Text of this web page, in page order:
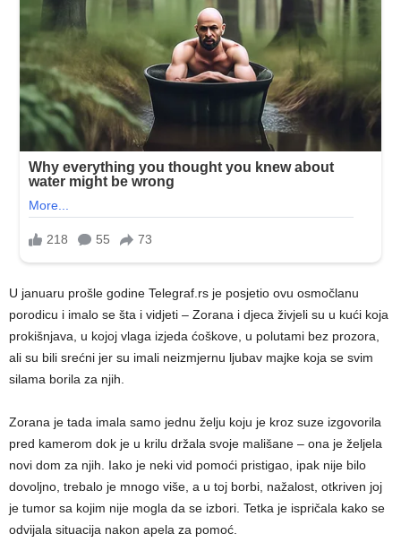
U januaru prošle godine Telegraf.rs je posjetio ovu osmočlanu
porodicu i imalo se šta i vidjeti – Zorana i djeca živjeli su u kući koja
prokišnjava, u kojoj vlaga izjeda ćoškove, u polutami bez prozora,
ali su bili srećni jer su imali neizmjernu ljubav majke koja se svim
silama borila za njih.
Zorana je tada imala samo jednu želju koju je kroz suze izgovorila
pred kamerom dok je u krilu držala svoje mališane – ona je željela
novi dom za njih. Iako je neki vid pomoći pristigao, ipak nije bilo
dovoljno, trebalo je mnogo više, a u toj borbi, nažalost, otkriven joj
je tumor sa kojim nije mogla da se izbori. Tetka je ispričala kako se
odvijala situacija nakon apela za pomoć.